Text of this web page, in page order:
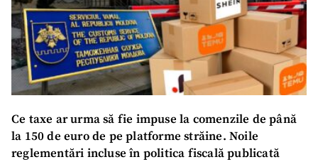
Ce taxe ar urma să fie impuse la comenzile de până
la 150 de euro de pe platforme străine. Noile
reglementări incluse în politica fiscală publicată